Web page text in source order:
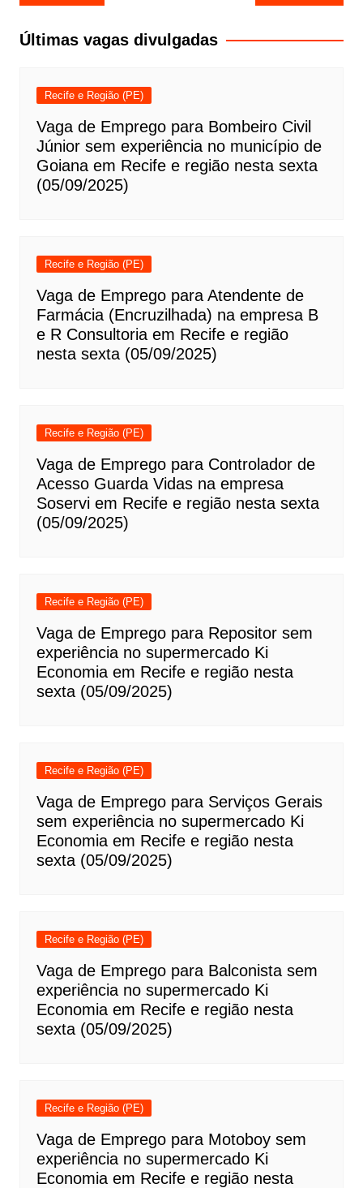
de
Post
Últimas vagas divulgadas
Recife e Região (PE)
Vaga de Emprego para Bombeiro Civil
Júnior sem experiência no município de
Goiana em Recife e região nesta sexta
(05/09/2025)
Recife e Região (PE)
Vaga de Emprego para Atendente de
Farmácia (Encruzilhada) na empresa B
e R Consultoria em Recife e região
nesta sexta (05/09/2025)
Recife e Região (PE)
Vaga de Emprego para Controlador de
Acesso Guarda Vidas na empresa
Soservi em Recife e região nesta sexta
(05/09/2025)
Recife e Região (PE)
Vaga de Emprego para Repositor sem
experiência no supermercado Ki
Economia em Recife e região nesta
sexta (05/09/2025)
Recife e Região (PE)
Vaga de Emprego para Serviços Gerais
sem experiência no supermercado Ki
Economia em Recife e região nesta
sexta (05/09/2025)
Recife e Região (PE)
Vaga de Emprego para Balconista sem
experiência no supermercado Ki
Economia em Recife e região nesta
sexta (05/09/2025)
Recife e Região (PE)
Vaga de Emprego para Motoboy sem
experiência no supermercado Ki
Economia em Recife e região nesta